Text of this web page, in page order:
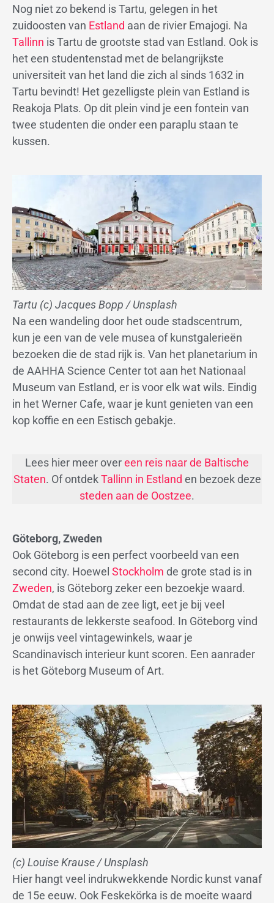
Nog niet zo bekend is Tartu, gelegen in het
zuidoosten van Estland aan de rivier Emajogi. Na
Tallinn is Tartu de grootste stad van Estland. Ook is
het een studentenstad met de belangrijkste
universiteit van het land die zich al sinds 1632 in
Tartu bevindt! Het gezelligste plein van Estland is
Reakoja Plats. Op dit plein vind je een fontein van
twee studenten die onder een paraplu staan te
kussen.
Tartu (c) Jacques Bopp / Unsplash
Na een wandeling door het oude stadscentrum,
kun je een van de vele musea of kunstgalerieën
bezoeken die de stad rijk is. Van het planetarium in
de AAHHA Science Center tot aan het Nationaal
Museum van Estland, er is voor elk wat wils. Eindig
in het Werner Cafe, waar je kunt genieten van een
kop koffie en een Estisch gebakje.
Lees hier meer overeen reis naar de Baltische
Staten. Of ontdekTallinn in Estland en bezoek deze
steden aan de Oostzee.
Göteborg, Zweden
Ook Göteborg is een perfect voorbeeld van een
second city. Hoewel Stockholm de grote stad is in
Zweden, is Göteborg zeker een bezoekje waard.
Omdat de stad aan de zee ligt, eet je bij veel
restaurants de lekkerste seafood. In Göteborg vind
je onwijs veel vintagewinkels, waar je
Scandinavisch interieur kunt scoren. Een aanrader
is het Göteborg Museum of Art.
(c) Louise Krause / Unsplash
Hier hangt veel indrukwekkende Nordic kunst vanaf
de 15e eeuw. Ook Feskekörka is de moeite waard